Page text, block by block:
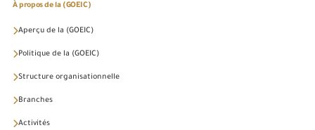
À propos de la (GOEIC)
Aperçu de la (GOEIC)
Politique de la (GOEIC)
Structure organisationnelle
Branches
Activités